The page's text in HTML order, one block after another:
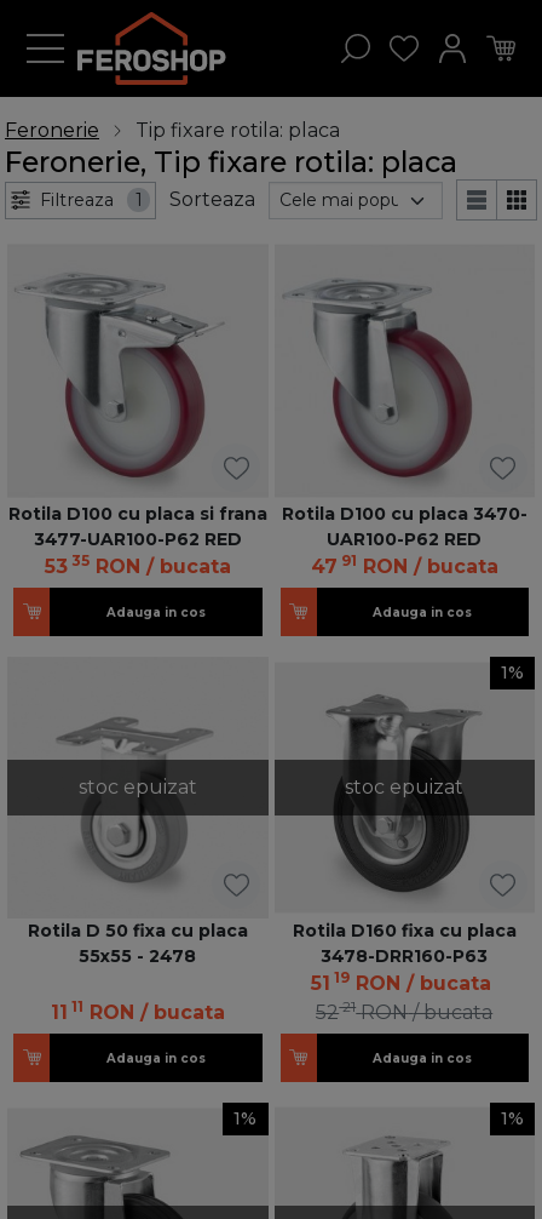
Feronerie Tip fixare rotila: placa
Feronerie, Tip fixare rotila: placa
Filtreaza 1 Sorteaza
Rotila D100 cu placa si frana
3477-UAR100-P62 RED
53 35 RON / bucata
Adauga in cos
Rotila D100 cu placa 3470-
UAR100-P62 RED
47 91 RON / bucata
Adauga in cos
stoc epuizat
Rotila D 50 fixa cu placa
55x55 - 2478
11 11 RON / bucata
Adauga in cos
stoc epuizat
1%
Rotila D160 fixa cu placa
3478-DRR160-P63
51 19 RON / bucata
5221 RON / bucata
Adauga in cos
1% 1%